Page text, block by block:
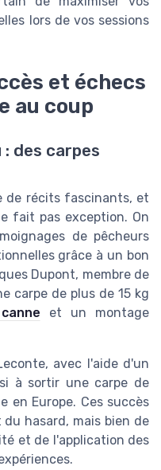
lors de vos sessions
et échecs
au coup
: des carpes
de récits fascinants, et
fait pas exception. On
de pêcheurs
grâce à un bon
Dupont, membre de
carpe de plus de 15 kg
et un montage
avec l'aide d'un
à sortir une carpe de
en Europe. Ces succès
hasard, mais bien de
et de l'application des